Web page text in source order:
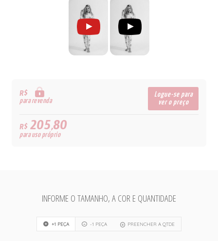
R$
para revenda
Logue-se para
ver o preço
R$205,80
para uso próprio
INFORME O TAMANHO, A COR E QUANTIDADE
+1 PEÇA -1 PEÇA PREENCHER A QTDE